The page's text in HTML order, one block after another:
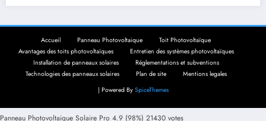
Accueil Panneau Photovoltaique
Toit Photovoltaïque
Avantages des toits photovoltaïques
Entretien des systèmes photovoltaïques
Installation de panneaux solaires
Réglementations et subventions
Technologies des panneaux solaires
Plan de site
Mentions legales
| Powered By SpiceThemes
Panneau Photovoltaique Solaire Pro 4.9 (98%) 21430 votes